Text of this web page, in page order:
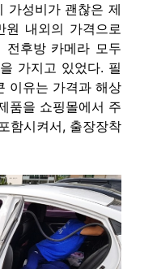
가성비가 괜찮은 제
원 내외의 가격으로
전후방 카메라 모두
가지고 있었다. 필
이유는 가격과 해상
품을 쇼핑몰에서 주
함시켜서, 출장장착